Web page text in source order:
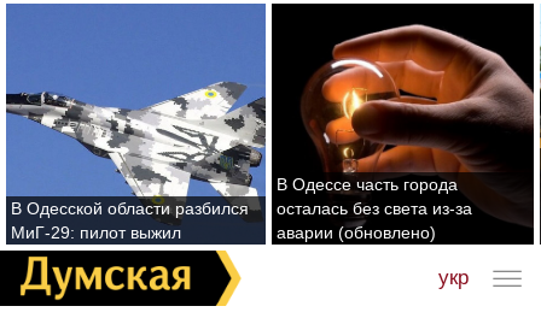
В Одесской области разбился
МиГ-29: пилот выжил
В Одессе часть города
осталась без света из-за
аварии (обновлено)
укр